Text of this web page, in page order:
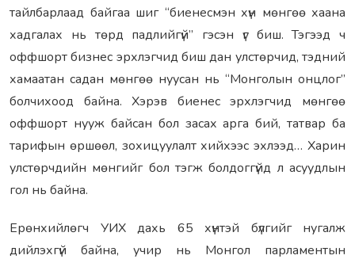
тайлбарлаад байгаа шиг “биенесмэн хүн мөнгөө хаана
хадгалах нь төрд падлийгүй” гэсэн үг биш. Тэгээд ч
оффшорт бизнес эрхлэгчид биш дан улстөрчид, тэдний
хамаатан садан мөнгөө нуусан нь “Монголын онцлог”
болчихоод байна. Хэрэв биенес эрхлэгчид мөнгөө
оффшорт нууж байсан бол засах арга бий, татвар ба
тарифын өршөөл, зохицуулалт хийхээс эхлээд… Харин
улстөрчдийн мөнгийг бол тэгж болдоггүйд л асуудлын
гол нь байна.
Ерөнхийлөгч УИХ дахь 65 хүнтэй бүлгийг нугалж
дийлэхгүй байна, учир нь Монгол парламентын